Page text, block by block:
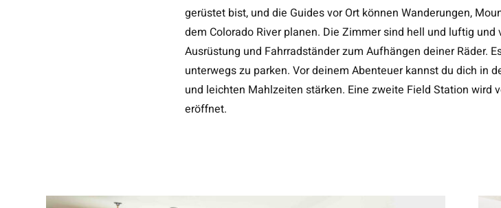
gerüstet bist, und die Guides vor Ort können Wanderungen,
dem Colorado River planen. Die Zimmer sind hell und luftig
Ausrüstung und Fahrradständer zum Aufhängen deiner Räder.
unterwegs zu parken. Vor deinem Abenteuer kannst du dich in
und leichten Mahlzeiten stärken. Eine zweite Field Station wird
eröffnet.